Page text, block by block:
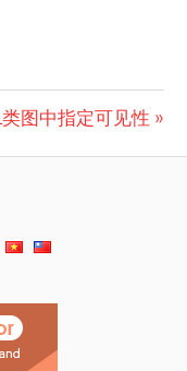
图中指定可见性